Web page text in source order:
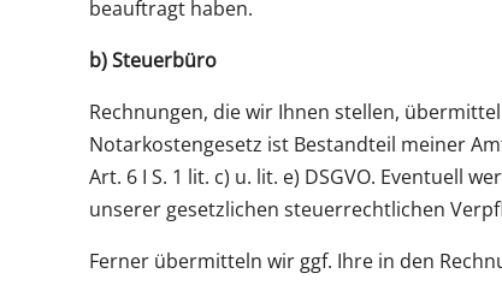
beauftragt haben.
b) Steuerbüro
Rechnungen, die wir Ihnen stellen,
Notarkostengesetz ist Bestandteil meiner
Art. 6 I S. 1 lit. c) u. lit. e) DSGVO. Eventuell
unserer gesetzlichen steuerrechtlichen
Ferner übermitteln wir ggf. Ihre in den